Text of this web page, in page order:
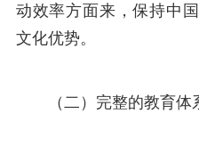
动效率方面来，保持中
文化优势。
（二）完整的教育体